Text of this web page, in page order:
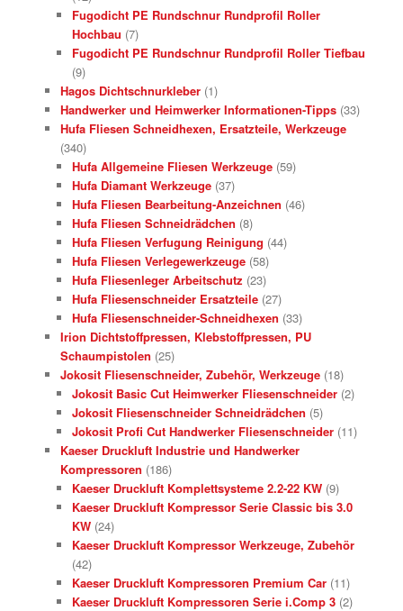
Fugodicht PE Rundschnur Rundprofil Roller
Hochbau (7)
Fugodicht PE Rundschnur Rundprofil Roller Tiefbau
(9)
Hagos Dichtschnurkleber (1)
Handwerker und Heimwerker Informationen-Tipps (33)
Hufa Fliesen Schneidhexen, Ersatzteile, Werkzeuge
(340)
Hufa Allgemeine Fliesen Werkzeuge (59)
Hufa Diamant Werkzeuge (37)
Hufa Fliesen Bearbeitung-Anzeichnen (46)
Hufa Fliesen Schneidrädchen (8)
Hufa Fliesen Verfugung Reinigung (44)
Hufa Fliesen Verlegewerkzeuge (58)
Hufa Fliesenleger Arbeitschutz (23)
Hufa Fliesenschneider Ersatzteile (27)
Hufa Fliesenschneider-Schneidhexen (33)
Irion Dichtstoffpressen, Klebstoffpressen, PU
Schaumpistolen (25)
Jokosit Fliesenschneider, Zubehör, Werkzeuge (18)
Jokosit Basic Cut Heimwerker Fliesenschneider (2)
Jokosit Fliesenschneider Schneidrädchen (5)
Jokosit Profi Cut Handwerker Fliesenschneider (11)
Kaeser Druckluft Industrie und Handwerker
Kompressoren (186)
Kaeser Druckluft Komplettsysteme 2.2-22 KW (9)
Kaeser Druckluft Kompressor Serie Classic bis 3.0
KW (24)
Kaeser Druckluft Kompressor Werkzeuge, Zubehör
(42)
Kaeser Druckluft Kompressoren Premium Car (11)
Kaeser Druckluft Kompressoren Serie i.Comp 3 (2)